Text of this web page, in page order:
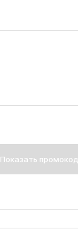
Показать промокод